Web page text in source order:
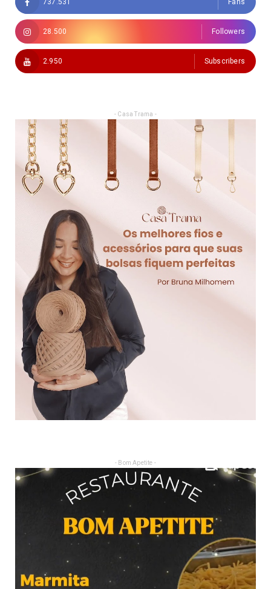
28.500 Followers
2.950 Subscribers
- Casa Trama -
- Bom Apetite -